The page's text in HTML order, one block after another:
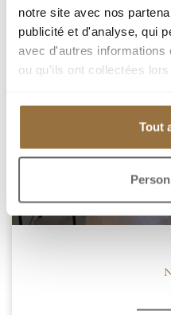
notre site avec nos
publicité et d'analyse, qui
avec d'autres informations
ou qu'ils ont collectées
Tout